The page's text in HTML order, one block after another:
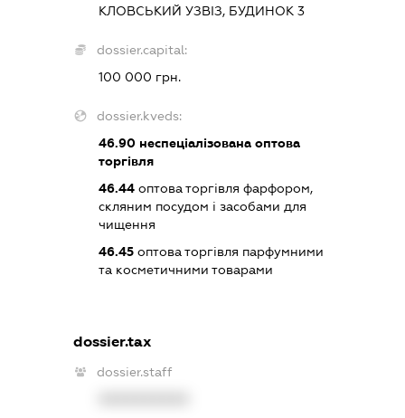
КЛОВСЬКИЙ УЗВІЗ, БУДИНОК 3
dossier.capital:
100 000 грн.
dossier.kveds:
46.90неспеціалізована оптова
торгівля
46.44оптова торгівля фарфором,
скляним посудом і засобами для
чищення
46.45оптова торгівля парфумними
та косметичними товарами
dossier.tax
dossier.staff